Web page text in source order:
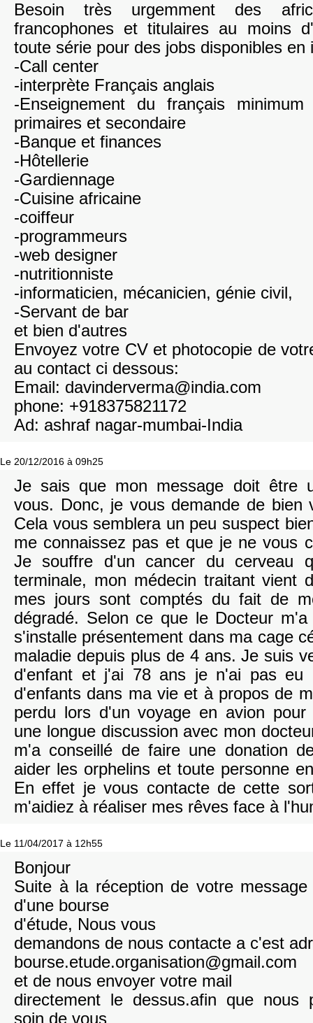
Besoin très urgemment des
francophones et titulaires au moins
toute série pour des jobs disponibles en
-Call center
-interprète Français anglais
-Enseignement du français
primaires et secondaire
-Banque et finances
-Hôtellerie
-Gardiennage
-Cuisine africaine
-coiffeur
-programmeurs
-web designer
-nutritionniste
-informaticien, mécanicien, génie civil,
-Servant de bar
et bien d'autres
Envoyez votre CV et photocopie de
au contact ci dessous:
Email: davinderverma@india.com
phone: +918375821172
Ad: ashraf nagar-mumbai-India
Le 20/12/2016 à 09h25
Je sais que mon message doit être
vous. Donc, je vous demande de bien
Cela vous semblera un peu suspect
me connaissez pas et que je ne vous
Je souffre d'un cancer du cerveau
terminale, mon médecin traitant vient
mes jours sont comptés du fait de
dégradé. Selon ce que le Docteur
s'installe présentement dans ma cage
maladie depuis plus de 4 ans. Je suis
d'enfant et j'ai 78 ans je n'ai pas eu
d'enfants dans ma vie et à propos de
perdu lors d'un voyage en avion pour
une longue discussion avec mon
m'a conseillé de faire une donation
aider les orphelins et toute personne
En effet je vous contacte de cette
m'aidiez à réaliser mes rêves face à
Le 11/04/2017 à 12h55
Bonjour
Suite à la réception de votre
d'une bourse
d'étude, Nous vous
demandons de nous contacte a c'est
bourse.etude.organisation@gmail.com
et de nous envoyer votre mail
directement le dessus.afin que nous
soin de vous